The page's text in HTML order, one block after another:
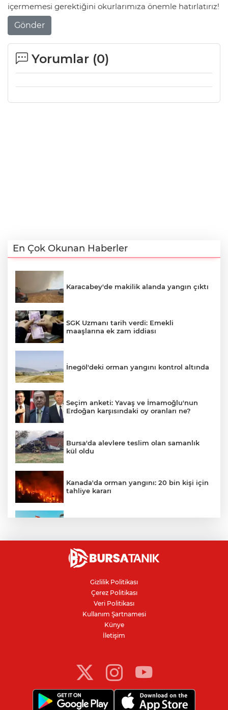
içermemesi gerektiğini okurlarımıza önemle hatırlatırız!
Gönder
Yorumlar (0)
En Çok Okunan Haberler
Karacabey'de makilik alanda yangın çıktı
SGK Uzmanı tarih verdi: Emekli
maaşlarına ek zam iddiası
İnegöl'deki orman yangını kontrol altında
Seçim anketi: Yavaş ve İmamoğlu'nun
Erdoğan karşısındaki oy oranları ne?
Bursa'da alevlere teslim olan samanlık
kül oldu
Kanada'da orman yangını: 20 bin kişi için
tahliye kararı
Karacabey Belediyespor'dan
Bursaspor'un gençlerine 5 yıllık imza
Kanser teşhisinde doğru görüntüleme
hayat kurtarıyor
Bursa'da parkta sıra dışı buluşma: Tilki,
Gizlilik Politikası
Çerez Politikası
Veri Politikası
Kullanım Şartnamesi
Künye
İletişim